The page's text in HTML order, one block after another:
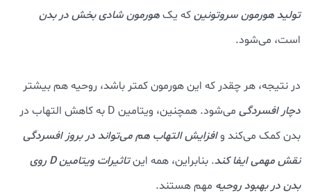
تولید هورمون سروتونینکه یکهورمون شادی بخش در بدن
است، می‌شود.
در نتیجه، هر چقدر که این هورمون کمتر باشد، روحیه هم بیشتر
دچار افسردگی
می‌شود. همچنین، ویتامین D به کاهش التهاب در
بدن کمک می‌کند وافزایش التهاب هم می‌تواند در بروز افسردگی
نقش مهمی ایفا کند. بنابراین، همه این
تاثیرات ویتامین D روی
بدن در بهبود روحیه مهم هستند.